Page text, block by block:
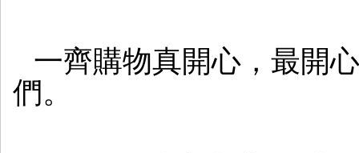
一齊購物真開心，最開
們。